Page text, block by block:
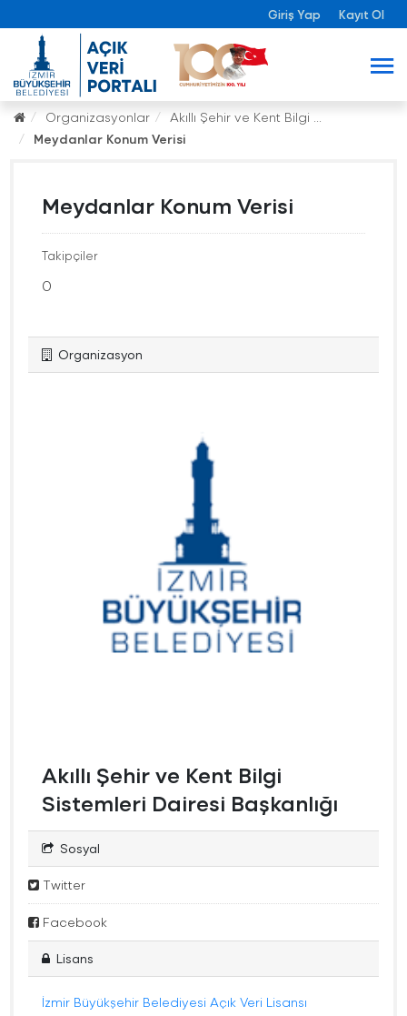
Giriş Yap Kayıt Ol
Organizasyonlar
Akıllı Şehir ve Kent Bilgi ...
Meydanlar Konum Verisi
Meydanlar Konum Verisi
Takipçiler
0
Organizasyon
Akıllı Şehir ve Kent Bilgi
Sistemleri Dairesi Başkanlığı
Sosyal
Twitter
Facebook
Lisans
İzmir Büyükşehir Belediyesi Açık Veri Lisansı